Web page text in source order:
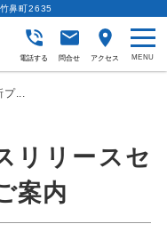
鼻町2635
電話する 問合せ アクセス
プ...
リリースセ
案内